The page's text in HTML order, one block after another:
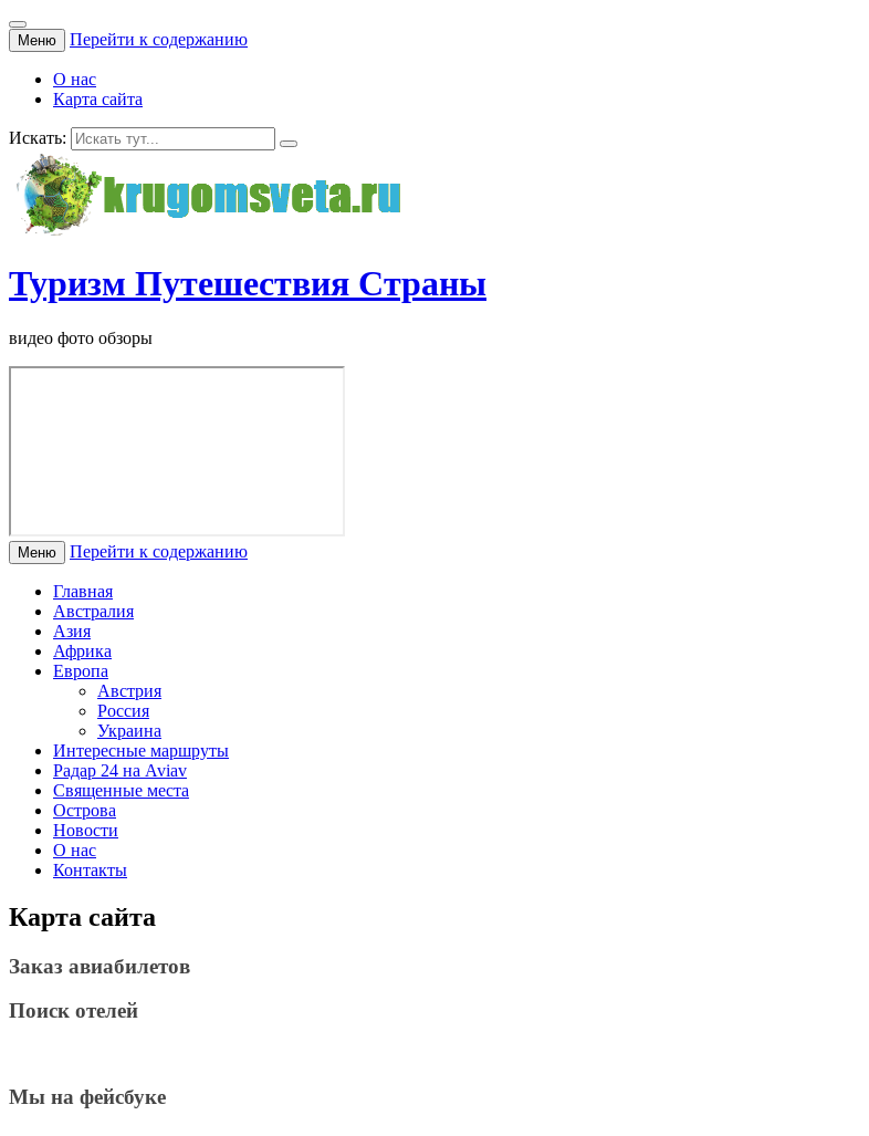
Меню Перейти к содержанию
О нас
Карта сайта
Искать:
Туризм Путешествия Страны
видео фото обзоры
Меню Перейти к содержанию
Главная
Австралия
Азия
Африка
Европа
Австрия
Россия
Украина
Интересные маршруты
Радар 24 на Aviav
Священные места
Острова
Новости
О нас
Контакты
Карта сайта
Заказ авиабилетов
Поиск отелей
Мы на фейсбуке